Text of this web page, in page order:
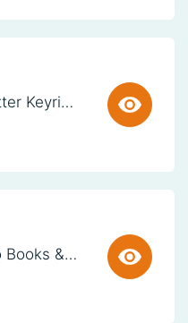
Silver Letter Keyring - S (set van 3)
Bookaroo Books & Stuff Pouch - Botanical